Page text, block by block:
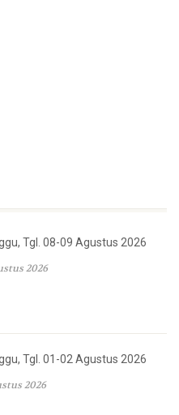
Tgl. 08-09 Agustus 2026
2026
Tgl. 01-02 Agustus 2026
2026